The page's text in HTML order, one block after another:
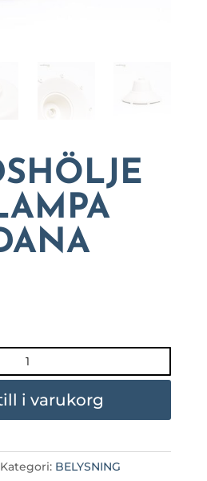
i varukorg
Kategori: BELYSNING